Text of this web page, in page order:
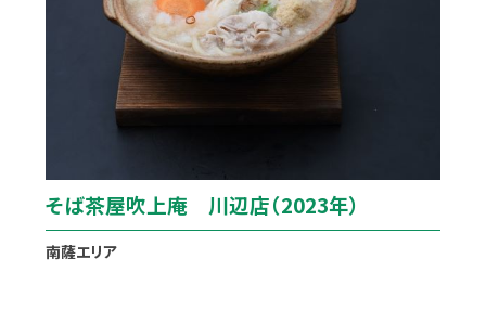
そば茶屋吹上庵 川辺店（2023年）
南薩エリア